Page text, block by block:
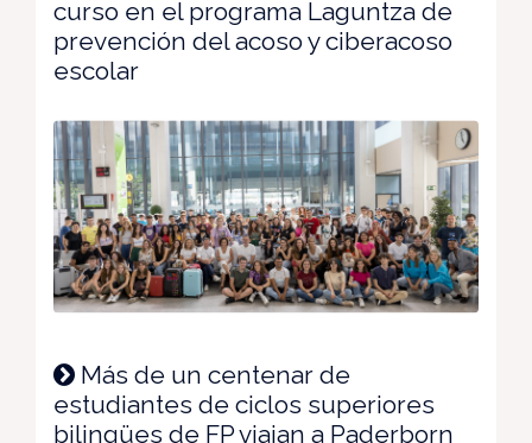
curso en el programa Laguntza de
prevención del acoso y ciberacoso
escolar
Más de un centenar de
estudiantes de ciclos superiores
bilingües de FP viajan a Paderborn